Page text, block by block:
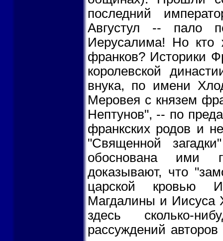
последний
Августул -- пало
Иерусалима! Но кто
франков? Историки
королевской
внука, по имени
Меровея с князем
Нептунов", -- по
франкских родов и
"Священной
обоснована ими
доказывают, что
царской кровью
Магдалины и Иисуса
здесь сколько-
рассуждений